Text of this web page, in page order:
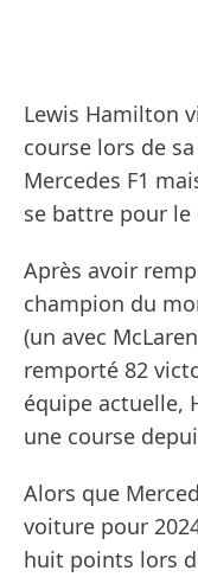
Lewis Hamilton
course lors de
Mercedes F1
se battre pour
Après avoir
champion du
(un avec
remporté 82
équipe actuelle,
une course
Alors que
voiture pour
huit points lors